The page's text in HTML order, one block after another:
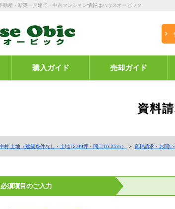
動産・新築一戸建て・中古マンション情報はハウスオービック
購入ガイド 売却ガイド
資料
村 土地（建築条件なし・土地72.99坪・間口16.35ｍ） ＞ 資料請求・お問
必須項目のご入力